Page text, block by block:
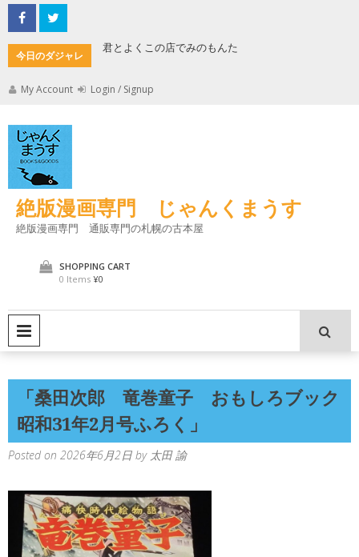
Skip
to
content
今日のダジャレ
君とよくこの店でみのもんた
My Account Login / Signup
絶版漫画専門 じゃんくまうす
絶版漫画専門 通販専門の札幌の古本屋
SHOPPING CART
0 Items ¥0
「桑田次郎 竜巻童子 おもしろブック
昭和31年2月号ふろく」
Posted on 2026年6月2日 by 太田 諭